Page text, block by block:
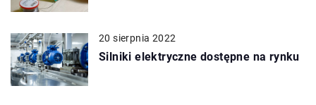
20 sierpnia 2022
Silniki elektryczne dostępne na rynku